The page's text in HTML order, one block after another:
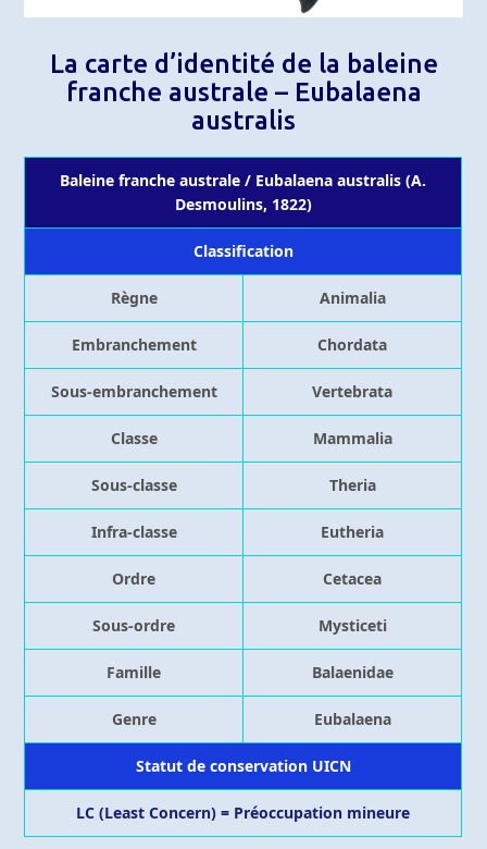
La carte d’identité de la baleine
franche australe – Eubalaena
australis
Baleine franche australe / Eubalaena australis (A.
Desmoulins, 1822)
Classification
Règne Animalia
Embranchement Chordata
Sous-embranchement Vertebrata
Classe Mammalia
Sous-classe Theria
Infra-classe Eutheria
Ordre Cetacea
Sous-ordre Mysticeti
Famille Balaenidae
Genre Eubalaena
Statut de conservation UICN
LC (Least Concern) = Préoccupation mineure